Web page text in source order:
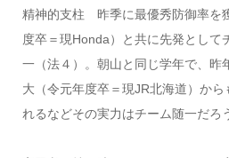
精神的支柱 昨季に最優秀防御率を
度卒＝現Honda）と共に先発として
一（法４）。朝山と同じ学年で、昨
大（令元年度卒＝現JR北海道）か
れるなどその実力はチーム随一だろ